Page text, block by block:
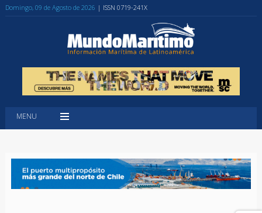
Domingo, 09 de Agosto de 2026 | ISSN 0719-241X
MENU